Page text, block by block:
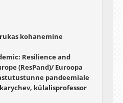
kohanemine
Resilience and
(ResPand)/ Euroopa
pandeemiale
külalisprofessor